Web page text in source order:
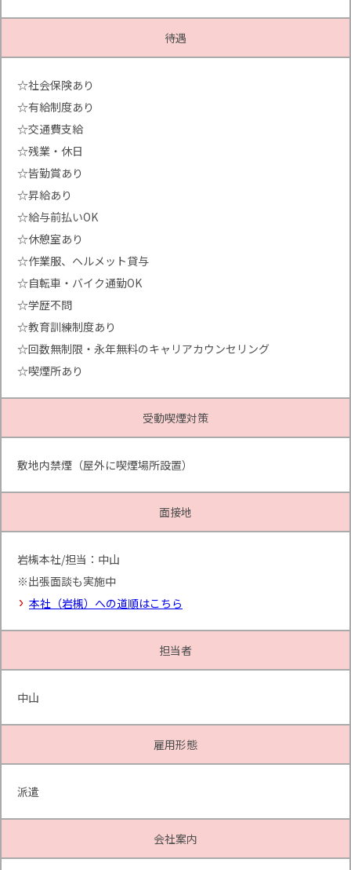
待遇
☆社会保険あり
☆有給制度あり
☆交通費支給
☆残業・休日
☆皆勤賞あり
☆昇給あり
☆給与前払いOK
☆休憩室あり
☆作業服、ヘルメット貸与
☆自転車・バイク通勤OK
☆学歴不問
☆教育訓練制度あり
☆回数無制限・永年無料のキャリアカウンセリング
☆喫煙所あり
受動喫煙対策
敷地内禁煙（屋外に喫煙場所設置）
面接地
岩槻本社/担当：中山
※出張面談も実施中
本社（岩槻）への道順はこちら
担当者
中山
雇用形態
派遣
会社案内